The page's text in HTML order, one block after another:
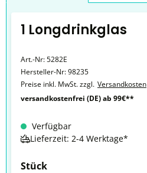
1 Longdrinkglas
Art.-Nr:5282E
Hersteller-Nr:98235
Preise inkl. MwSt. zzgl. Versandkosten
versandkostenfrei (DE) ab 99€**
Verfügbar
Lieferzeit: 2-4 Werktage*
Stück